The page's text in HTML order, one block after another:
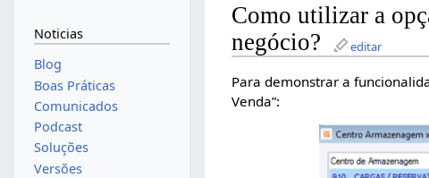
Como utilizar a
negócio?
editar
Para demonstrar a
Venda”:
Noticias
Blog
Boas Práticas
Comunicados
Podcast
Soluções
Versões